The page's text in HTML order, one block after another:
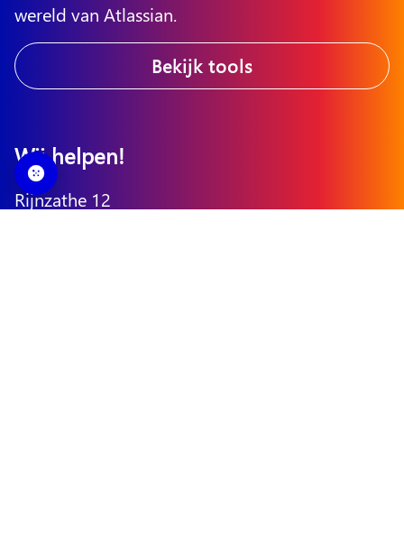
wereld van Atlassian.
Bekijk tools
Wij helpen!
Rijnzathe 12